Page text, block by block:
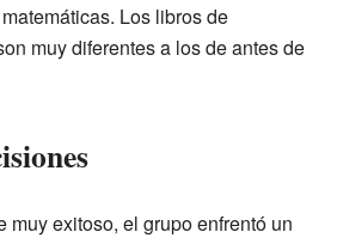
Los libros de
muy diferentes a los de antes de
muy exitoso, el grupo enfrentó un